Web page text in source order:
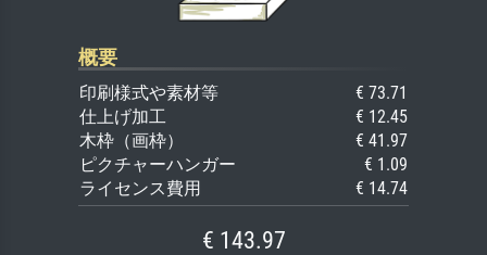
概要
印刷様式や素材等
€ 73.71
仕上げ加工
€ 12.45
木枠（画枠）
€ 41.97
ピクチャーハンガー
€ 1.09
ライセンス費用
€ 14.74
€ 143.97